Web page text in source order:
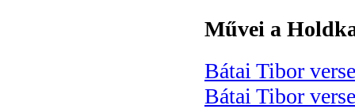
Művei a
Bátai Tibor
Bátai Tibor